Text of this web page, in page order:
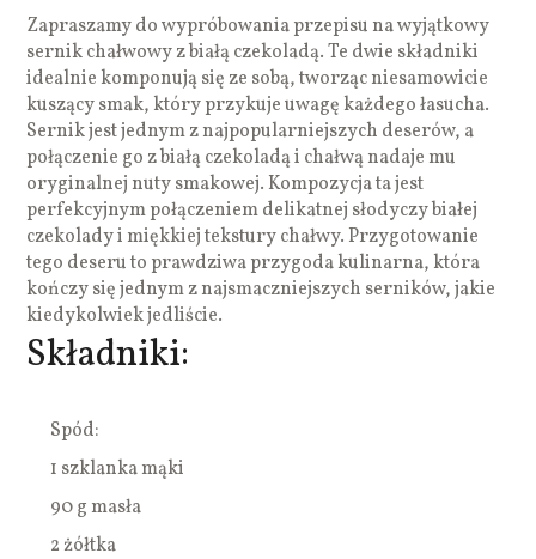
Zapraszamy do wypróbowania przepisu na wyjątkowy
sernik chałwowy z białą czekoladą. Te dwie składniki
idealnie komponują się ze sobą, tworząc niesamowicie
kuszący smak, który przykuje uwagę każdego łasucha.
Sernik jest jednym z najpopularniejszych deserów, a
połączenie go z białą czekoladą i chałwą nadaje mu
oryginalnej nuty smakowej. Kompozycja ta jest
perfekcyjnym połączeniem delikatnej słodyczy białej
czekolady i miękkiej tekstury chałwy. Przygotowanie
tego deseru to prawdziwa przygoda kulinarna, która
kończy się jednym z najsmaczniejszych serników, jakie
kiedykolwiek jedliście.
Składniki:
Spód:
1 szklanka mąki
90 g masła
2 żółtka